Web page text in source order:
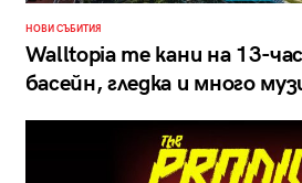
НОВИ СЪБИТИЯ
Walltopia те кани на 13-
басейн, гледка и много